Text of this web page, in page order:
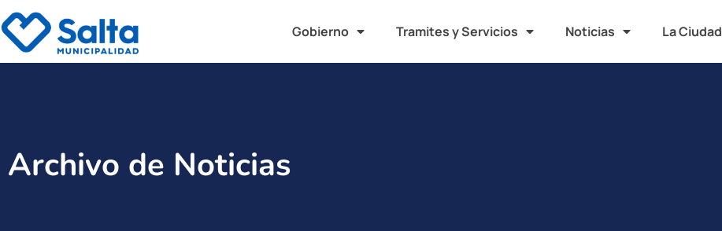
Gobierno Tramites y Servicios Noticias La Ciudad
Archivo de Noticias